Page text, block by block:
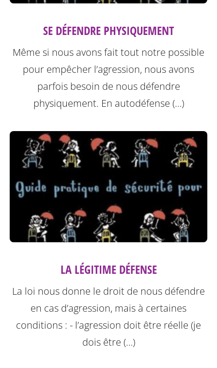
SE DÉFENDRE PHYSIQUEMENT
Même si nous avons fait tout notre possible
pour empêcher l’agression, nous avons
parfois besoin de nous défendre
physiquement. En autodéfense (…)
LA LÉGITIME DÉFENSE
La loi nous donne le droit de nous défendre
en cas d’agression, mais à certaines
conditions : - l’agression doit être réelle (je
dois être (…)